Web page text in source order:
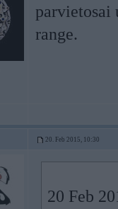
parvietosai
range.
20. Feb 2015, 10:30
20 Feb